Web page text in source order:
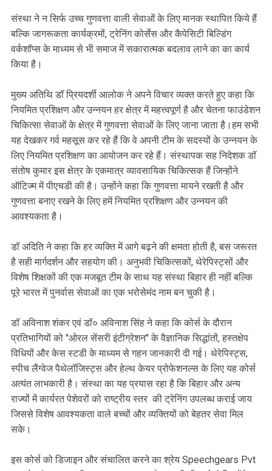
संस्था ने न सिर्फ उच्च गुणवत्ता वाली सेवाओं के लिए मानक स्थापित किये हैं
बल्कि जागरूकता कार्यक्रमों, ट्रेनिंग कोर्सेस और कैपेसिटी बिल्डिंग
वर्कशॉप्स के माध्यम से भी समाज में सकारात्मक बदलाव लाने का का कार्य
किया है।
मुख्य अतिथि डॉ प्रियदर्शी आलोक ने अपने विचार व्यक्त करते हुए कहा कि
नियमित प्रशिक्षण और उन्नयन हर क्षेत्र में महत्त्वपूर्ण है और चेतना फाउंडेशन
चिकित्सा सेवाओं के क्षेत्र में गुणवत्ता सेवाओं के लिए जाना जाता है।हम सभी
यह देखकर गर्व महसूस कर रहे हैं कि वे अपनी टीम के सदस्यों के उन्नयन के
लिए नियमित प्रशिक्षण का आयोजन कर रहे हैं। संस्थापक सह निदेशक डॉ
संतोष कुमार इस क्षेत्र के एकमात्र व्यावसायिक चिकित्सक हैं जिन्होंने
ऑटिज्म में पीएचडी की है। उन्होंने कहा कि गुणवत्ता मायने रखती है और
गुणवत्ता बनाए रखने के लिए हमें नियमित प्रशिक्षण और उन्नयन की
आवश्यकता है।
डॉ अदिति ने कहा कि हर व्यक्ति में आगे बढ़ने की क्षमता होती है, बस जरूरत
है सही मार्गदर्शन और सह‌योग की। अनुभवी चिकित्सकों, थेरेपिस्ट्सों और
विशेष शिक्षकों की एक मजबूत टीम के साथ यह संस्था बिहार ही नहीं बल्कि
पूरे भारत में पुनर्वास सेवाओं का एक भरोसेमंद नाम बन चुकी है।
डॉ अविनाश शंकर एवं डॉ० अविनाश सिंह ने कहा कि कोर्स के दौरान
प्रतिभागियों को "ओरल सेंसरी इंटीग्रेशन" के वैज्ञानिक सिद्धांतों, हस्तक्षेप
विधियों और केस स्टडी के माध्यम से गहन जानकारी दी गई। थेरेपिस्ट्स,
स्पीच लैंग्वेज पैथेलॉजिस्ट्स और हेल्थ केयर प्रोफेशनल्स के लिए यह कोर्स
अत्यंत लाभकारी है। संस्था का यह प्रयास रहा है कि बिहार और अन्य
राज्यों में कार्यरत पेशेवरों को राष्ट्रीय स्तर की ट्रेनिंग उपलब्ध कराई जाय
जिससे विशेष आवश्यकता वाले बच्चों और व्यक्तियों को बेहतर सेवा मिल
सके।
इस कोर्स को डिजाइन और संचालित करने का श्रेय Speechgears Pvt